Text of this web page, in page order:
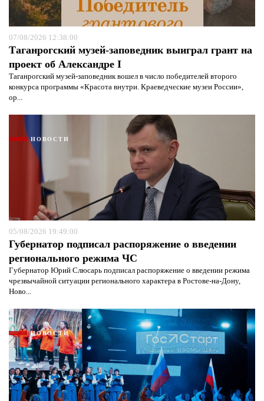
07/08/2026 12:38:00
Таганрогский музей-заповедник выиграл грант на
проект об Александре I
Таганрогский музей-заповедник вошел в число победителей второго
конкурса программы «Красота внутри. Краеведческие музеи России»,
ор...
НОВОСТИ
05/08/2026 19:49:00
Губернатор подписал распоряжение о введении
регионального режима ЧС
Губернатор Юрий Слюсарь подписал распоряжение о введении режима
чрезвычайной ситуации регионального характера в Ростове-на-Дону,
Ново...
НОВОСТИ
Я согласен сполитикой конфиденциальности и
защиты информации*
Я согласен с
политикой конфиденциальности и
защиты информации*